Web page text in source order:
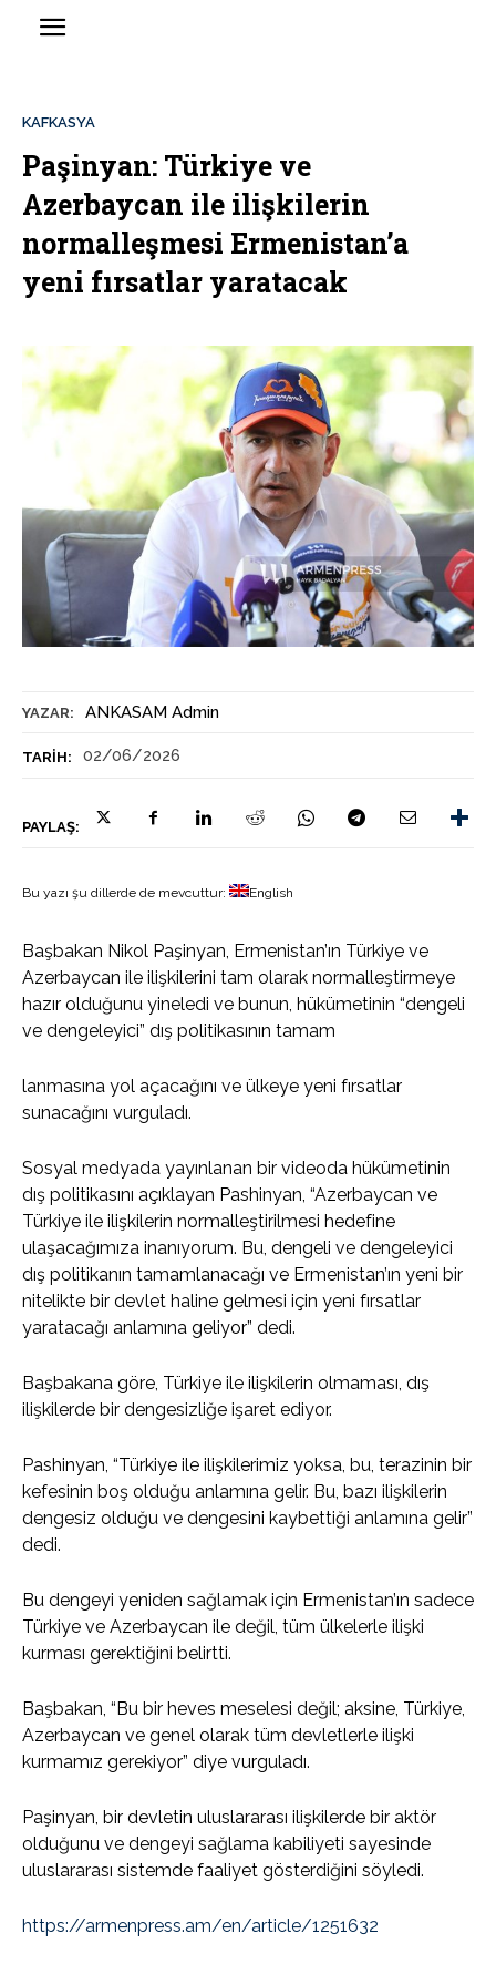
YAZAR: ANKASAM Admin
TARIH: 02/06/2026
PAYLAŞ:
KAFKASYA
Paşinyan: Türkiye ve
Azerbaycan ile ilişkilerin
normalleşmesi Ermenistan’a
yeni fırsatlar yaratacak
Bu yazı şu dillerde de mevcuttur: English
Başbakan Nikol Paşinyan, Ermenistan’ın Türkiye ve
Azerbaycan ile ilişkilerini tam olarak normalleştirmeye
hazır olduğunu yineledi ve bunun, hükümetinin “dengeli
ve dengeleyici” dış politikasının tamam
lanmasına yol açacağını ve ülkeye yeni fırsatlar
sunacağını vurguladı.
Sosyal medyada yayınlanan bir videoda hükümetinin
dış politikasını açıklayan Pashinyan, “Azerbaycan ve
Türkiye ile ilişkilerin normalleştirilmesi hedefine
ulaşacağımıza inanıyorum. Bu, dengeli ve dengeleyici
dış politikanın tamamlanacağı ve Ermenistan’ın yeni bir
nitelikte bir devlet haline gelmesi için yeni fırsatlar
yaratacağı anlamına geliyor” dedi.
Başbakana göre, Türkiye ile ilişkilerin olmaması, dış
ilişkilerde bir dengesizliğe işaret ediyor.
Pashinyan, “Türkiye ile ilişkilerimiz yoksa, bu, terazinin bir
kefesinin boş olduğu anlamına gelir. Bu, bazı ilişkilerin
dengesiz olduğu ve dengesini kaybettiği anlamına gelir”
dedi.
Bu dengeyi yeniden sağlamak için Ermenistan’ın sadece
Türkiye ve Azerbaycan ile değil, tüm ülkelerle ilişki
kurması gerektiğini belirtti.
Başbakan, “Bu bir heves meselesi değil; aksine, Türkiye,
Azerbaycan ve genel olarak tüm devletlerle ilişki
kurmamız gerekiyor” diye vurguladı.
Paşinyan, bir devletin uluslararası ilişkilerde bir aktör
olduğunu ve dengeyi sağlama kabiliyeti sayesinde
uluslararası sistemde faaliyet gösterdiğini söyledi.
https://armenpress.am/en/article/1251632